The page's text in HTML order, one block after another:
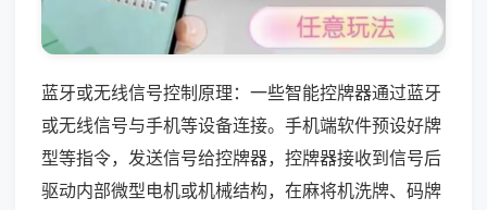
蓝牙或无线信号控制原理：一些智能控牌器通过蓝牙
或无线信号与手机等设备连接。手机端软件预设好牌
型等指令，发送信号给控牌器，控牌器接收到信号后
驱动内部微型电机或机械结构，在麻将机洗牌、码牌